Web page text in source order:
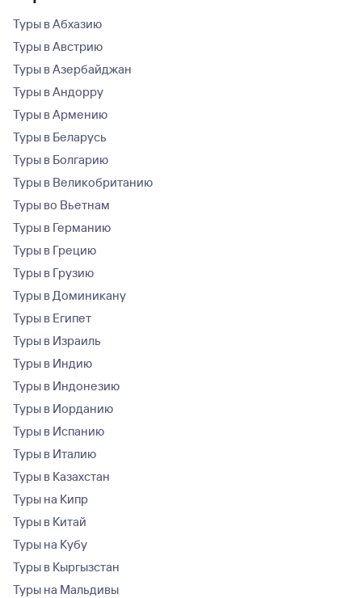
Туры в Абхазию
Туры в Австрию
Туры в Азербайджан
Туры в Андорру
Туры в Армению
Туры в Беларусь
Туры в Болгарию
Туры в Великобританию
Туры во Вьетнам
Туры в Германию
Туры в Грецию
Туры в Грузию
Туры в Доминикану
Туры в Египет
Туры в Израиль
Туры в Индию
Туры в Индонезию
Туры в Иорданию
Туры в Испанию
Туры в Италию
Туры в Казахстан
Туры на Кипр
Туры в Китай
Туры на Кубу
Туры в Кыргызстан
Туры на Мальдивы